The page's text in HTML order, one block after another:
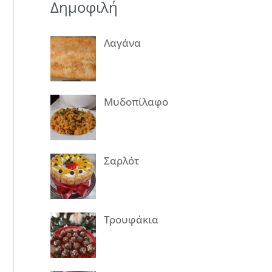
Δημοφιλή
Λαγάνα
Μυδοπίλαφο
Σαρλότ
Τρουφάκια